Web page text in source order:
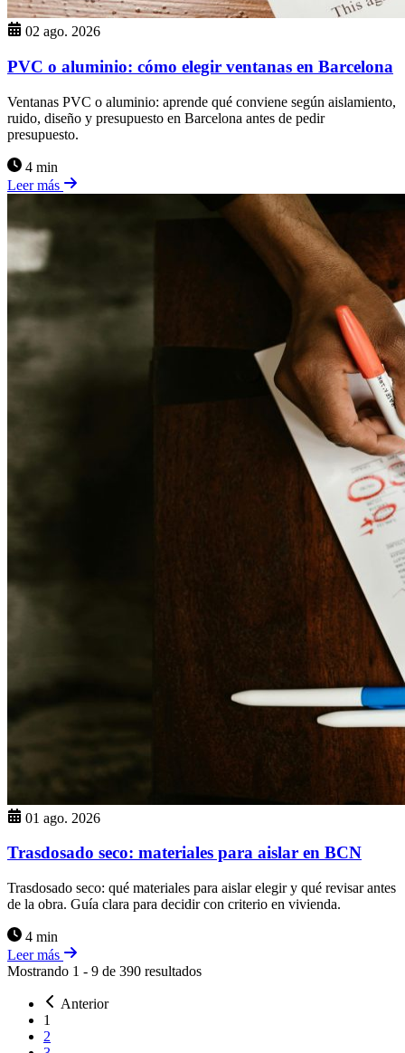
02 ago. 2026
PVC o aluminio: cómo elegir ventanas en Barcelona
Ventanas PVC o aluminio: aprende qué conviene según aislamiento,
ruido, diseño y presupuesto en Barcelona antes de pedir
presupuesto.
4 min
Leer más
01 ago. 2026
Trasdosado seco: materiales para aislar en BCN
Trasdosado seco: qué materiales para aislar elegir y qué revisar antes
de la obra. Guía clara para decidir con criterio en vivienda.
4 min
Leer más
Mostrando 1 - 9 de 390 resultados
Anterior
1
2